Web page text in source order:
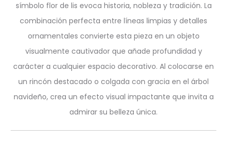
símbolo flor de lis evoca historia, nobleza y tradición. La
combinación perfecta entre líneas limpias y detalles
ornamentales convierte esta pieza en un objeto
visualmente cautivador que añade profundidad y
carácter a cualquier espacio decorativo. Al colocarse en
un rincón destacado o colgada con gracia en el árbol
navideño, crea un efecto visual impactante que invita a
admirar su belleza única.